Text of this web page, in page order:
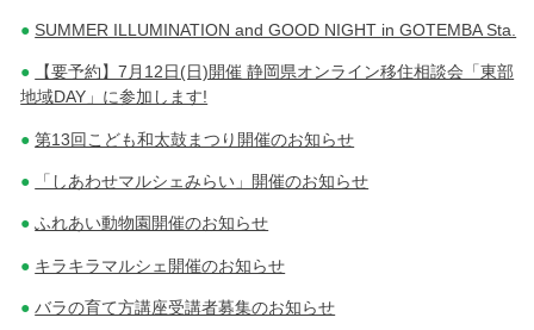
ン SUMMER ILLUMINATION and GOOD NIGHT in GOTEMBA Sta.
【要予約】7月12日(日)開催 静岡県オンライン移住相談会「東部
地域DAY」に参加します!
第13回こども和太鼓まつり開催のお知らせ
「しあわせマルシェみらい」開催のお知らせ
ふれあい動物園開催のお知らせ
キラキラマルシェ開催のお知らせ
バラの育て方講座受講者募集のお知らせ